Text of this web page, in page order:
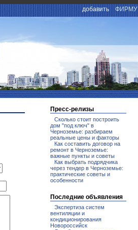
добавить ФИРМУ
Пресс-релизы
Сколько стоит построить
дом "под ключ" в
Черноземье: разбираем
реальные цены и факторы
Как составить договор на
ремонт в Черноземье:
важные пункты и советы
Как выбрать подрядчика
через тендер в Черноземье:
практические советы и
особенности
Последние объявления
Экспертиза систем
вентиляции и
кондиционирования
Новороссийск